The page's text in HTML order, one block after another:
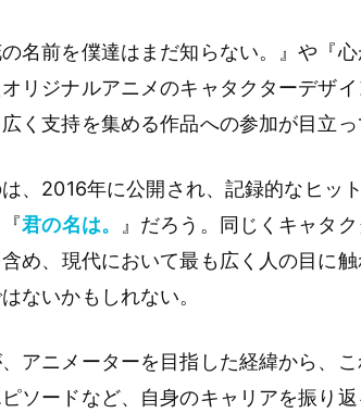
の名前を僕達はまだ知らない。』や『
リジナルアニメのキャタクターデザ
く支持を集める作品への参加が目立っ
、2016年に公開され、記録的なヒッ
君の名は。
』だろう。同じくキャタ
含め、現代において最も広く人の目に
ないかもしれない。
アニメーターを目指した経緯から、
ソードなど、自身のキャリアを振り返